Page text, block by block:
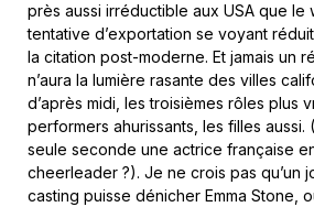
près aussi irréductible aux USA que le
tentative d’exportation se voyant
la citation post-moderne. Et jamais un
n’aura la lumière rasante des villes
d’après midi, les troisièmes rôles plus
performers ahurissants, les filles aussi.
seule seconde une actrice française
cheerleader ?). Je ne crois pas qu’un
casting puisse dénicher Emma Stone,